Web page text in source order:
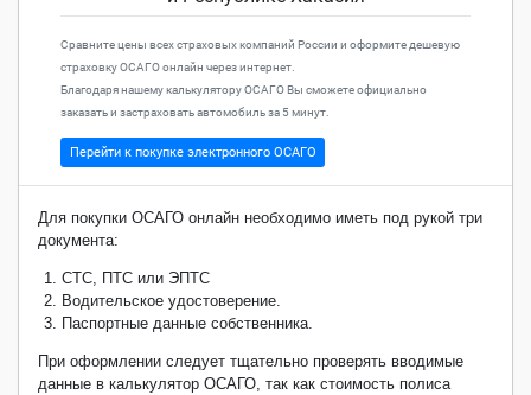
Сравните цены всех страховых компаний России и оформите дешевую
страховку ОСАГО онлайн через интернет.
Благодаря нашему калькулятору ОСАГО Вы сможете официально
заказать и застраховать автомобиль за 5 минут.
Перейти к покупке электронного ОСАГО
Для покупки ОСАГО онлайн необходимо иметь под рукой три
документа:
СТС, ПТС или ЭПТС
Водительское удостоверение.
Паспортные данные собственника.
При оформлении следует тщательно проверять вводимые
данные в калькулятор ОСАГО, так как стоимость полиса